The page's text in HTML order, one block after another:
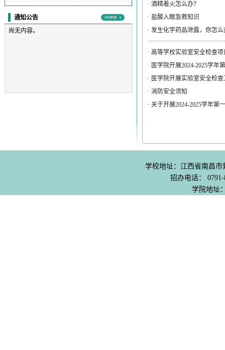
通知公告
尚无内容。
· 酒精着火怎么办？
· 盐酸入眼急救知识
· 发生化学药品泄露，你怎么
· 高等学校实验室安全检查项
· 医学院开展2024-2025学年
· 医学院开展实验室安全检查
· 消防安全须知
· 关于开展2024-2025学年第
学校地址：江西省南昌
招办电话：
学院地址